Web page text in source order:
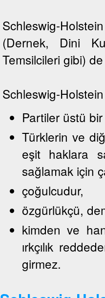
Schleswig-
(Dernek, Dini
Temsilcileri gibi)
Schleswig-
Partiler üstü
Türklerin ve
eşit haklara
sağlamak için
çoğulcudur,
özgürlükçü,
kimden ve
ırkçılık
girmez.